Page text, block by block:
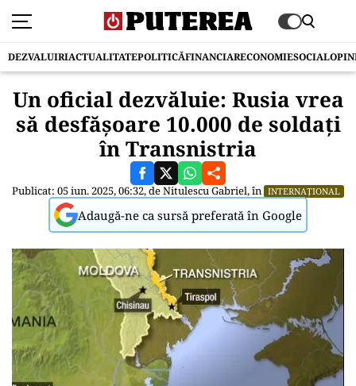
DEZVALUIRIACTUALITATEPOLITICĂFINANCIARECONOMIESOCIAL
Un oficial dezvăluie: Rusia vrea
să desfășoare 10.000 de soldați
în Transnistria
Publicat: 05 iun. 2025, 06:32, deNitulescu Gabriel, în INTERNAȚIONAL
Adaugă-ne ca sursă preferată în Google